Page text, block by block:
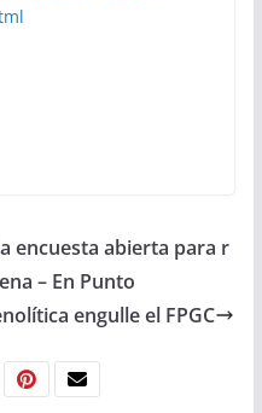
encuesta abierta para r
– En Punto
engulle el FPGC